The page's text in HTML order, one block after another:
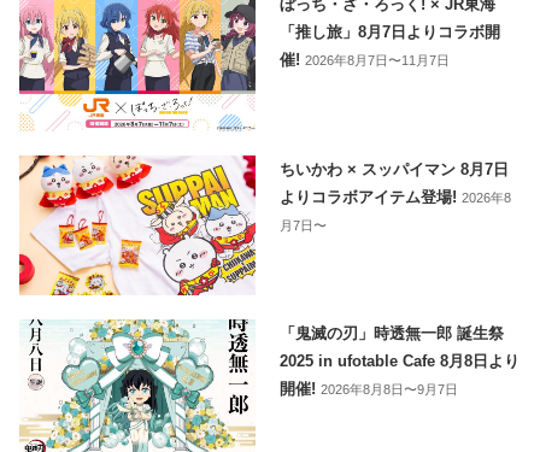
ぼっち・ざ・ろっく! × JR東海
「推し旅」8月7日よりコラボ開
催!2026年8月7日〜11月7日
ちいかわ × スッパイマン 8月7日
よりコラボアイテム登場!2026年8
月7日〜
「鬼滅の刃」時透無一郎 誕生祭
2025 in ufotable Cafe 8月8日より
開催!2026年8月8日〜9月7日